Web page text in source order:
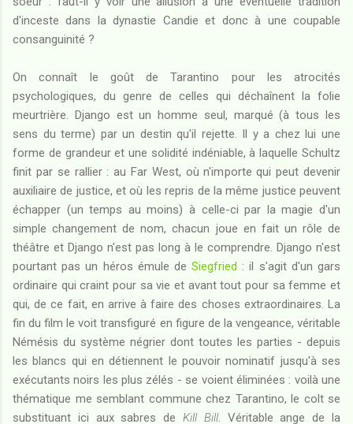
d'inceste dans la dynastie Candie et donc à une coupable
consanguinité ?
On connaît le goût de Tarantino pour les atrocités
psychologiques, du genre de celles qui déchaînent la folie
meurtrière. Django est un homme seul, marqué (à tous les
sens du terme) par un destin qu'il rejette. Il y a chez lui une
forme de grandeur et une solidité indéniable, à laquelle Schultz
finit par se rallier : au Far West, où n'importe qui peut devenir
auxiliaire de justice, et où les repris de la même justice peuvent
échapper (un temps au moins) à celle-ci par la magie d'un
simple changement de nom, chacun joue en fait un rôle de
théâtre et Django n'est pas long à le comprendre. Django n'est
pourtant pas un héros émule deSiegfried : il s'agit d'un gars
ordinaire qui craint pour sa vie et avant tout pour sa femme et
qui, de ce fait, en arrive à faire des choses extraordinaires. La
fin du film le voit transfiguré en figure de la vengeance, véritable
Némésis du système négrier dont toutes les parties - depuis
les blancs qui en détiennent le pouvoir nominatif jusqu'à ses
exécutants noirs les plus zélés - se voient éliminées : voilà une
thématique me semblant commune chez Tarantino, le colt se
substituant ici aux sabres de Kill Bill. Véritable ange de la